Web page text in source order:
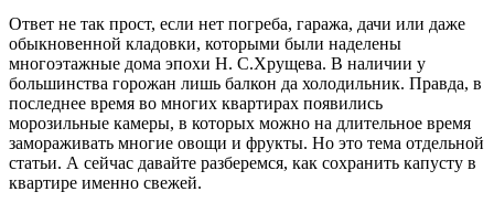
Ответ не так прост, если нет погреба, гаража, дачи или даже
обыкновенной кладовки, которыми были наделены
многоэтажные дома эпохи Н. С.Хрущева. В наличии у
большинства горожан лишь балкон да холодильник. Правда, в
последнее время во многих квартирах появились
морозильные камеры, в которых можно на длительное время
замораживать многие овощи и фрукты. Но это тема отдельной
статьи. А сейчас давайте разберемся, как сохранить капусту в
квартире именно свежей.